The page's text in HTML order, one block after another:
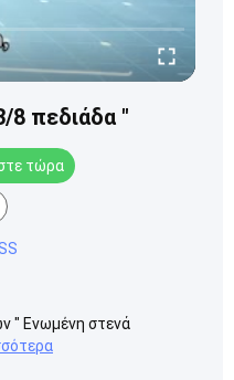
πεδιάδα ″
τώρα
″ Ενωμένη στενά